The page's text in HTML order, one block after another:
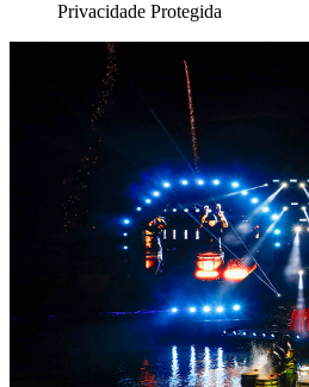
Privacidade Protegida